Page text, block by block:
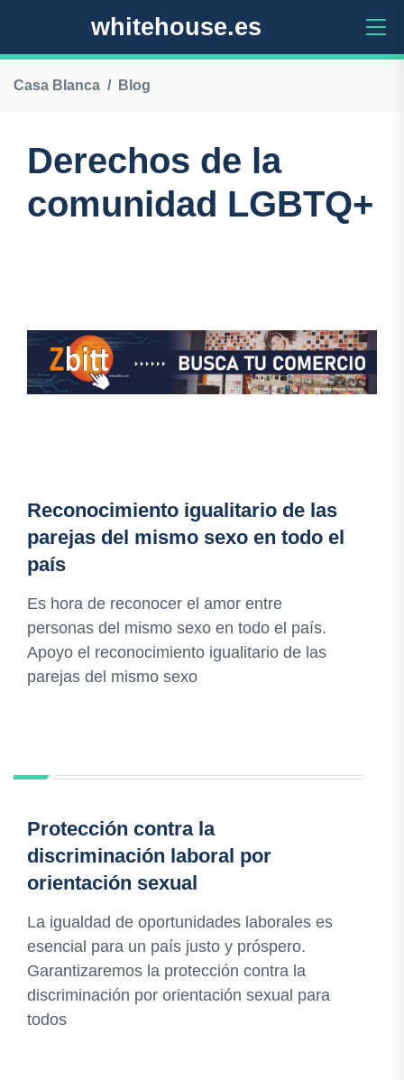
whitehouse.es
Casa Blanca Blog
Derechos de la
comunidad LGBTQ+
Reconocimiento igualitario de las
parejas del mismo sexo en todo el
país
Es hora de reconocer el amor entre
personas del mismo sexo en todo el país.
Apoyo el reconocimiento igualitario de las
parejas del mismo sexo
Protección contra la
discriminación laboral por
orientación sexual
La igualdad de oportunidades laborales es
esencial para un país justo y próspero.
Garantizaremos la protección contra la
discriminación por orientación sexual para
todos